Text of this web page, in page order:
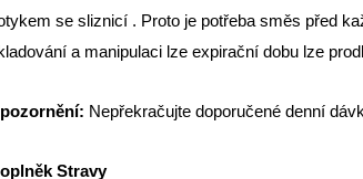
se sliznicí . Proto je potřeba směs před
a manipulaci lze expirační dobu lze
Nepřekračujte doporučené denní
Stravy